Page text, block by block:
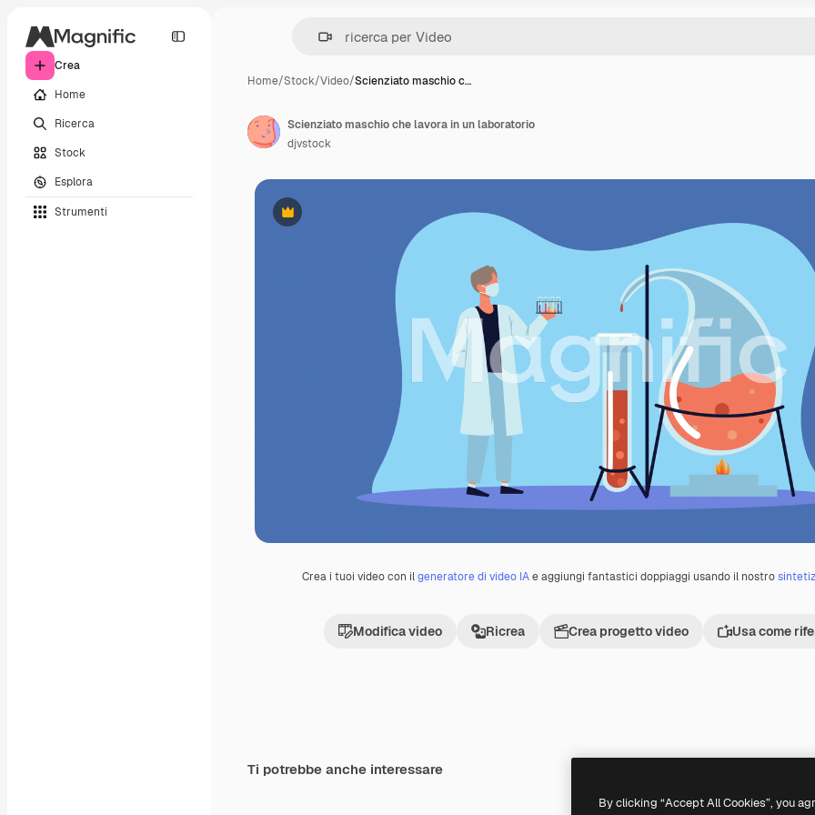
Crea
Home
Ricerca
Stock
Esplora
Strumenti
Home/Stock/Video/Scienziato maschio c…
Premium
Crea i tuoi video con ilgeneratore di video IAe aggiungi fantastici doppiaggi usando il nostro
Modifica video Ricrea Crea progetto video Usa come
Scienziato maschio che lavora in un laboratorio
djvstock
Ti potrebbe anche interessare
By clicking “Accept All Cookies”, you